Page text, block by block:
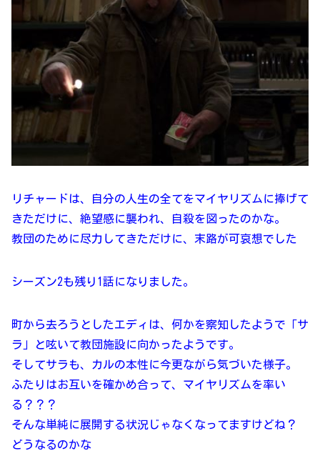
リチャードは、自分の人生の全てをマイヤリズムに捧げて
きただけに、絶望感に襲われ、自殺を図ったのかな。
教団のために尽力してきただけに、末路が可哀想でした
シーズン2も残り1話になりました。
町から去ろうとしたエディは、何かを察知したようで「サ
ラ」と呟いて教団施設に向かったようです。
そしてサラも、カルの本性に今更ながら気づいた様子。
ふたりはお互いを確かめ合って、マイヤリズムを率い
る？？？
そんな単純に展開する状況じゃなくなってますけどね？
どうなるのかな